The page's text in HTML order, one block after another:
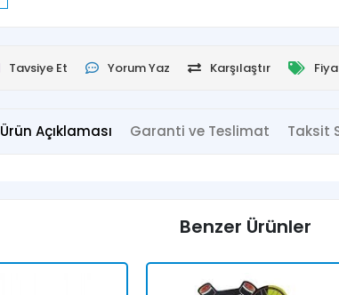
Tavsiye Et Yorum Yaz Karşılaştır
Ürün Açıklaması Garanti ve Teslimat Taksit
Benzer Ürünler